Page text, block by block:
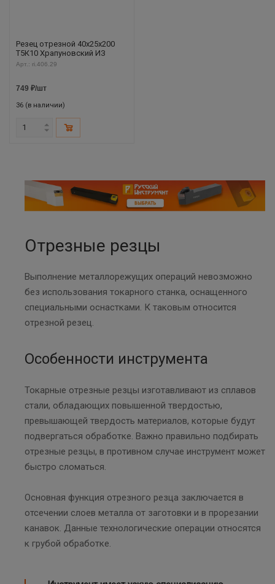
Резец отрезной 40х25х200
Т5К10 Храпуновский ИЗ
Арт.: ri.406.29
749 ₽/шт
36 (в наличии)
Отрезные резцы
Выполнение металлорежущих операций невозможно
без использования токарного станка, оснащенного
специальными оснастками. К таковым относится
отрезной резец.
Особенности инструмента
Токарные отрезные резцы изготавливают из сплавов
стали, обладающих повышенной твердостью,
превышающей твердость материалов, которые будут
подвергаться обработке. Важно правильно подбирать
отрезные резцы, в противном случае инструмент может
быстро сломаться.
Основная функция отрезного резца заключается в
отсечении слоев металла от заготовки и в прорезании
канавок. Данные технологические операции относятся
к грубой обработке.